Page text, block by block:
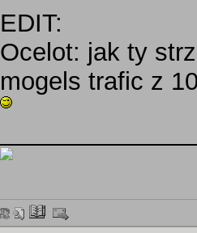
EDIT:
Ocelot: jak ty
mogels trafic z